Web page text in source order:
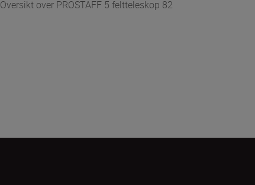
Oversikt over PROSTAFF 5 feltteleskop 82